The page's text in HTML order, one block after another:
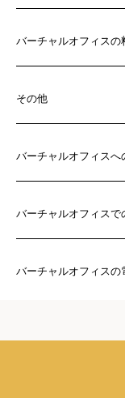
バーチャルオフィスの
その他
バーチャルオフィスへ
バーチャルオフィスで
バーチャルオフィスの